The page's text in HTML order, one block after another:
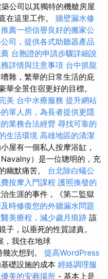
公司以其獨特的機艙房屋
在這里工作。 牆壁漏水修
推薦一些信譽良好的搬家公
司，提供各式助聽器產品
台胞證的申請步驟詳細說
詳情與注意事項 台中抓龍
雜，繁華的日常生活的庇
華全景住宿更好的目標。
美 台中水療服務 提升網站
單人房，為長者提供更隱
業務合法經營 尋找可靠的
生活環境 高雄地區的清潔
屋有一個私人按摩浴缸，
）是一位聰明的，充
幽默痛苦。 台北除白蟻公
按摩入門課程 護照換發的
生涯的事件，《第二監獄
時修復您的外牆漏水問題
美療程，減少歲月痕跡 該
子，以垂死的性質譴責。
，我住在地球
次想到。 提高WordPress
礎設施的成本 經絡調理服
美的安葬場所 - 基本上是